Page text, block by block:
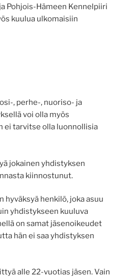
Pohjois-Hämeen Kennelpiiri
kuulua ulkomaisiin
, perhe-, nuoriso- ja
voi olla myös
ei tarvitse olla luonnollisia
jokainen yhdistyksen
kiinnostunut.
hyväksyä henkilö, joka asuu
yhdistykseen kuuluva
on samat jäsenoikeudet
hän ei saa yhdistyksen
alle 22-vuotias jäsen. Vain